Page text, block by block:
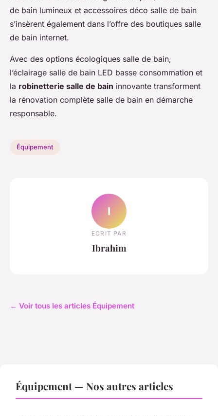
de bain lumineux et accessoires déco salle de bain
s’insèrent également dans l’offre des boutiques salle
de bain internet.
Avec des options écologiques salle de bain,
l’éclairage salle de bain LED basse consommation et
la robinetterie salle de bain innovante transforment
la rénovation complète salle de bain en démarche
responsable.
Équipement
I
ECRIT PAR
Ibrahim
← Voir tous les articles Équipement
Équipement — Nos autres articles